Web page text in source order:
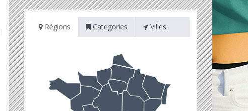
Régions Categories Villes